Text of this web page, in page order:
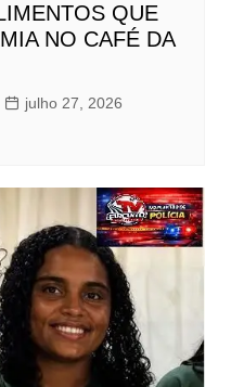
QUE
NO CAFÉ DA
julho 27, 2026